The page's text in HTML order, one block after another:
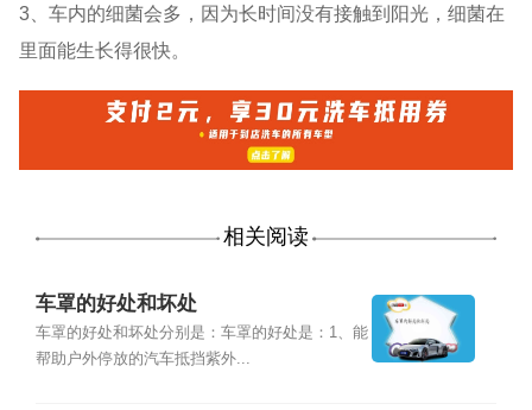
3、车内的细菌会多，因为长时间没有接触到阳光，细菌在
里面能生长得很快。
相关阅读
车罩的好处和坏处
车罩的好处和坏处分别是：车罩的好处是：1、能
帮助户外停放的汽车抵挡紫外...